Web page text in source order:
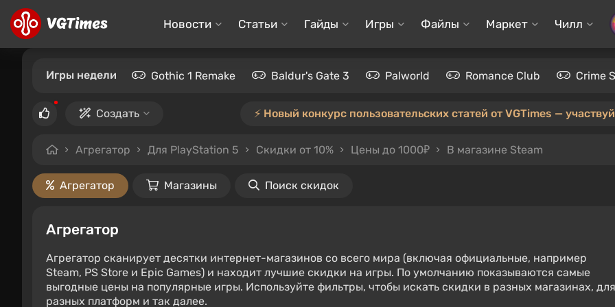
Новости Статьи Гайды Игры Файлы Маркет Чилл
Игры недели Gothic 1 Remake Baldur's Gate 3 Palworld Romance Club Crime
Создать ⚡️ Новый конкурс пользовательских статей от VGTimes —
Агрегатор Для PlayStation 5 Скидки от 10% Цены до 1000₽ В магазине Steam
Агрегатор Магазины Поиск скидок
Агрегатор
Агрегатор сканирует десятки интернет-магазинов со всего мира (включая официальные, например
Steam, PS Store и Epic Games) и находит лучшие скидки на игры. По умолчанию показываются самые
выгодные цены на популярные игры. Используйте фильтры, чтобы искать скидки в разных магазинах, для
разных платформ и так далее.